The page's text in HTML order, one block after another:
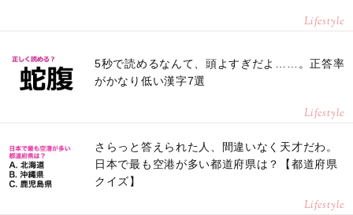
Lifestyle
5秒で読めるなんて、頭よすぎだよ……。正答率
がかなり低い漢字7選
Lifestyle
さらっと答えられた人、間違いなく天才だわ。
日本で最も空港が多い都道府県は？【都道府県
クイズ】
Lifestyle